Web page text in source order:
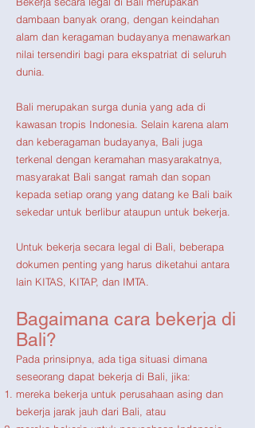
dambaan banyak orang, dengan keindahan
alam dan keragaman budayanya menawarkan
nilai tersendiri bagi para ekspatriat di seluruh
dunia.
Bali merupakan surga dunia yang ada di
kawasan tropis Indonesia. Selain karena alam
dan keberagaman budayanya, Bali juga
terkenal dengan keramahan masyarakatnya,
masyarakat Bali sangat ramah dan sopan
kepada setiap orang yang datang ke Bali baik
sekedar untuk berlibur ataupun untuk bekerja.
Untuk bekerja secara legal di Bali, beberapa
dokumen penting yang harus diketahui antara
lain KITAS, KITAP, dan IMTA.
Bagaimana cara bekerja di
Bali?
Pada prinsipnya, ada tiga situasi dimana
seseorang dapat bekerja di Bali, jika:
mereka bekerja untuk perusahaan asing dan
bekerja jarak jauh dari Bali, atau